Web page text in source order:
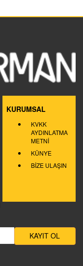
KURUMSAL
KVKK
AYDINLATMA
METNİ
KÜNYE
BİZE ULAŞIN
KAYIT OL